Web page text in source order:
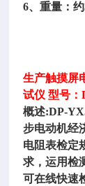
6、重量：
生产触摸屏
试仪 型号：
概述:DP-
步电动机经
电阻表检定
求，运用检
可在线快速